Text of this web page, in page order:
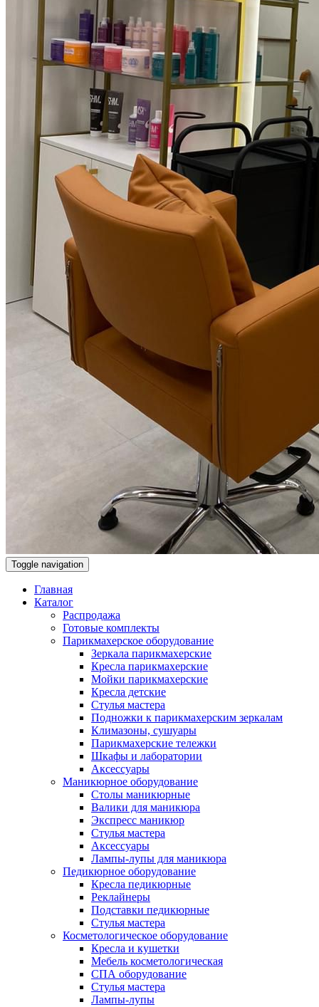
Toggle navigation
Главная
Каталог
Распродажа
Готовые комплекты
Парикмахерское оборудование
Зеркала парикмахерские
Кресла парикмахерские
Мойки парикмахерские
Кресла детские
Стулья мастера
Подножки к парикмахерским зеркалам
Климазоны, сушуары
Парикмахерские тележки
Шкафы и лаборатории
Аксессуары
Маникюрное оборудование
Столы маникюрные
Валики для маникюра
Экспресс маникюр
Стулья мастера
Аксессуары
Лампы-лупы для маникюра
Педикюрное оборудование
Кресла педикюрные
Реклайнеры
Подставки педикюрные
Стулья мастера
Косметологическое оборудование
Кресла и кушетки
Мебель косметологическая
СПА оборудование
Стулья мастера
Лампы-лупы